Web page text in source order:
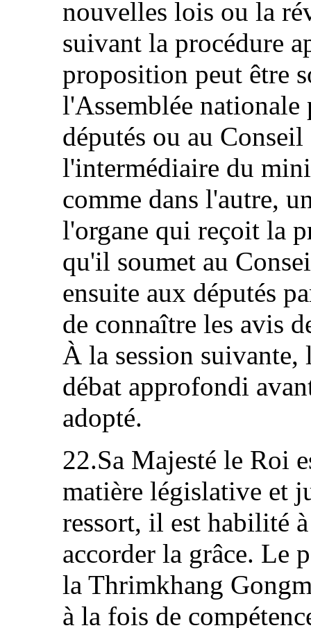
nouvelles lois ou la
suivant la procédure
proposition peut être
l'Assemblée
députés ou au
l'intermédiaire du
comme dans l'autre,
l'organe qui reçoit la
qu'il soumet au
ensuite aux députés
de connaître les avis
À la session
débat approfondi
adopté.
22.Sa Majesté le Roi
matière législative et
ressort, il est habilité
accorder la grâce. Le
la Thrimkhang
à la fois de